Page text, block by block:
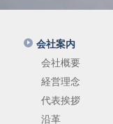
会社案内
会社概要
経営理念
代表挨拶
沿革